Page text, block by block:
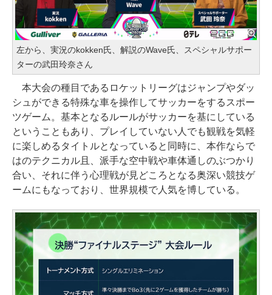
左から、実況のkokken氏、解説のWave氏、スペシャルサポー
ターの武田玲奈さん
本大会の種目であるロケットリーグはジャンプやダッ
シュができる特殊な車を操作してサッカーをするスポー
ツゲーム。基本となるルールがサッカーを基にしている
ということもあり、プレイしていない人でも観戦を気軽
に楽しめるタイトルとなっていると同時に、本作ならで
はのテクニカル且、派手な空中戦や車体通しのぶつかり
合い、それに伴う心理戦が見どころとなる奥深い競技ゲ
ームにもなっており、世界規模で人気を博している。